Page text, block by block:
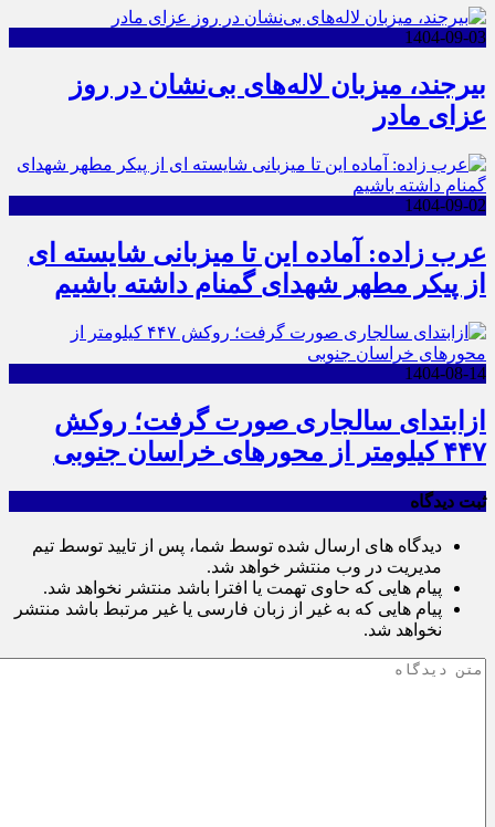
1404-09-03
بیرجند، میزبان لاله‌های بی‌نشان در روز
عزای مادر
1404-09-02
عرب زاده: آماده این تا میزبانی شایسته ای
از پیکر مطهر شهدای گمنام داشته باشیم
1404-08-14
ازابتدای سالجاری صورت گرفت؛ روکش
۴۴۷ کیلومتر از محورهای خراسان جنوبی
ثبت دیدگاه
دیدگاه های ارسال شده توسط شما، پس از تایید توسط تیم
مدیریت در وب منتشر خواهد شد.
پیام هایی که حاوی تهمت یا افترا باشد منتشر نخواهد شد.
پیام هایی که به غیر از زبان فارسی یا غیر مرتبط باشد منتشر
نخواهد شد.